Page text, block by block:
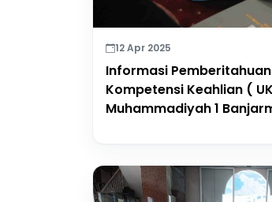
12 Apr 2025
Informasi
Kompetensi Keahlian (
Muhammadiyah 1